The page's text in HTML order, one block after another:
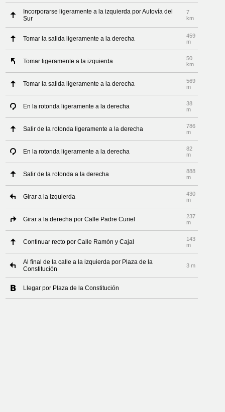
Incorporarse ligeramente a la izquierda por Autovía del
Sur
7
km
Tomar la salida ligeramente a la derecha
459
m
Tomar ligeramente a la izquierda
50
km
Tomar la salida ligeramente a la derecha
569
m
En la rotonda ligeramente a la derecha
38
m
Salir de la rotonda ligeramente a la derecha
786
m
En la rotonda ligeramente a la derecha
82
m
Salir de la rotonda a la derecha
888
m
Girar a la izquierda
430
m
Girar a la derecha por Calle Padre Curiel
237
m
Continuar recto por Calle Ramón y Cajal
143
m
Al final de la calle a la izquierda por Plaza de la
Constitución
3 m
Llegar por Plaza de la Constitución